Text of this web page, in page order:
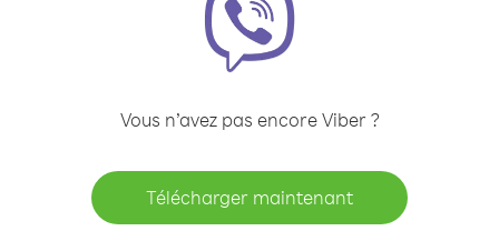
Vous n’avez pas encore Viber ?
Télécharger maintenant